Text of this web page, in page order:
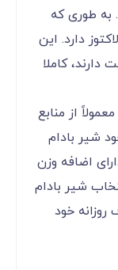
به طوری که
گاو در حدود 12 گرم لاکتوز دارد. این
دارند، کاملا
از منابع
شیر بادام
اضافه وزن
شیر بادام
روزانه خود